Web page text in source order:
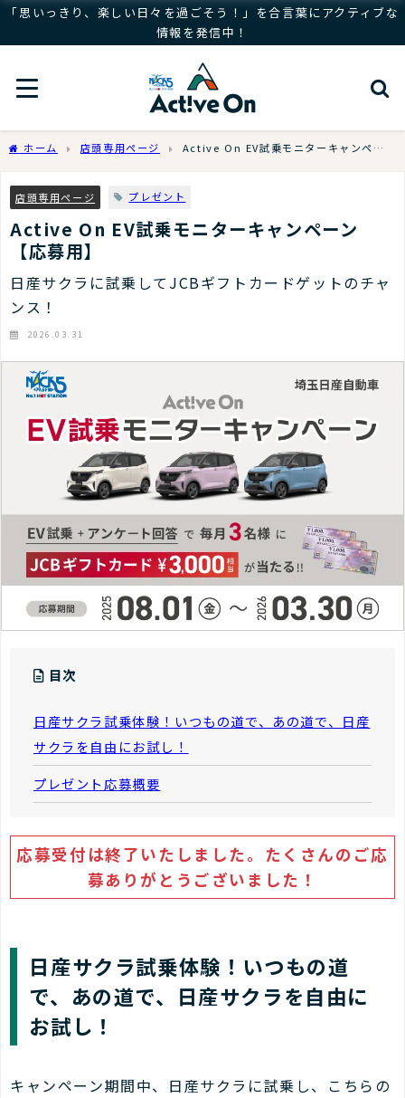
「思いっきり、楽しい日々を過ごそう！」を合言葉にアクティブな
情報を発信中！
ホーム 店頭専用ページ
Active On EV試乗モニターキャンペー
店頭専用ページ プレゼント
Active On EV試乗モニターキャンペーン
【応募用】
日産サクラに試乗してJCBギフトカードゲットのチャ
ンス！
2026.03.31
目次
日産サクラ試乗体験！いつもの道で、あの道で、日産
サクラを自由にお試し！
プレゼント応募概要
応募受付は終了いたしました。たくさんのご応
募ありがとうございました！
日産サクラ試乗体験！いつもの道
で、あの道で、日産サクラを自由に
お試し！
キャンペーン期間中、日産サクラに試乗し、こちらの